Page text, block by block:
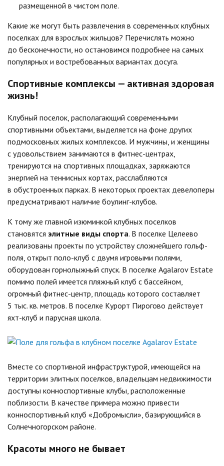
размещенной в чистом поле.
Какие же могут быть развлечения в современных клубных
поселках для взрослых жильцов? Перечислять можно
до бесконечности, но остановимся подробнее на самых
популярных и востребованных вариантах досуга.
Спортивные комплексы — активная здоровая
жизнь!
Клубный поселок, располагающий современными
спортивными объектами, выделяется на фоне других
подмосковных жилых комплексов. И мужчины, и женщины
с удовольствием занимаются в фитнес-центрах,
тренируются на спортивных площадках, заряжаются
энергией на теннисных кортах, расслабляются
в обустроенных парках. В некоторых проектах девелоперы
предусматривают наличие боулинг-клубов.
К тому же главной изюминкой клубных поселков
становятся элитные виды спорта. В поселке Целеево
реализованы проекты по устройству сложнейшего гольф-
поля, открыт поло-клуб с двумя игровыми полями,
оборудован горнолыжный спуск. В поселке Agalarov Estate
помимо полей имеется пляжный клуб с бассейном,
огромный фитнес-центр, площадь которого составляет
5 тыс. кв. метров. В поселке Курорт Пирогово действует
яхт-клуб и парусная школа.
Вместе со спортивной инфраструктурой, имеющейся на
территории элитных поселков, владельцам недвижимости
доступны конноспортивные клубы, расположенные
поблизости. В качестве примера можно привести
конноспортивный клуб «Добромысли», базирующийся в
Солнечногорском районе.
Красоты много не бывает